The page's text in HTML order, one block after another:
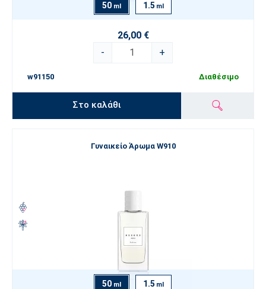
50 ml 1.5 ml
26,00 €
-
+
w91150 Διαθέσιμο
Στο καλάθι
Γυναικείο Άρωμα W910
50 ml 1.5 ml